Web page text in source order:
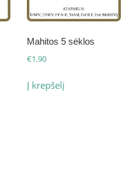
Mahitos 5 sėklos
€1.90
Į krepšelį